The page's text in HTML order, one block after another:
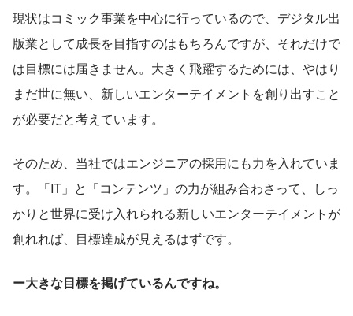
現状はコミック事業を中心に行っているので、デジタル出
版業として成長を目指すのはもちろんですが、それだけで
は目標には届きません。大きく飛躍するためには、やはり
まだ世に無い、新しいエンターテイメントを創り出すこと
が必要だと考えています。
そのため、当社ではエンジニアの採用にも力を入れていま
す。「IT」と「コンテンツ」の力が組み合わさって、しっ
かりと世界に受け入れられる新しいエンターテイメントが
創れれば、目標達成が見えるはずです。
ー大きな目標を掲げているんですね。